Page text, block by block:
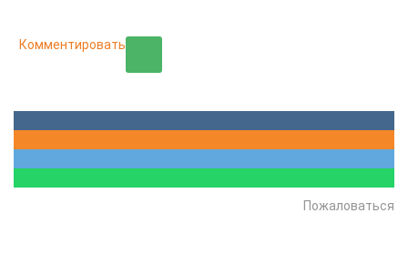
Комментировать
Пожаловаться